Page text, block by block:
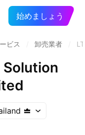
始めましょう
ビス 卸売業者
Solution